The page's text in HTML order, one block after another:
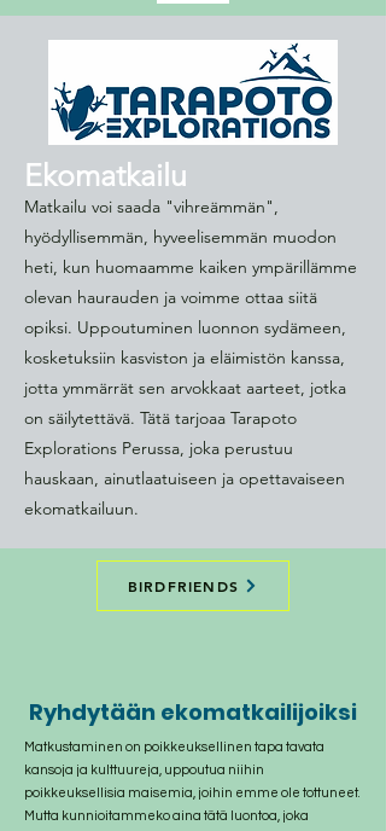
Ekomatkailu
Matkailu voi saada "vihreämmän",
hyödyllisemmän, hyveelisemmän muodon
heti, kun huomaamme kaiken ympärillämme
olevan haurauden ja voimme ottaa siitä
opiksi. Uppoutuminen luonnon sydämeen,
kosketuksiin kasviston ja eläimistön kanssa,
jotta ymmärrät sen arvokkaat aarteet, jotka
on säilytettävä. Tätä tarjoaa Tarapoto
Explorations Perussa, joka perustuu
hauskaan, ainutlaatuiseen ja opettavaiseen
ekomatkailuun.
BIRDFRIENDS
Ryhdytään ekomatkailijoiksi
Matkustaminen on poikkeuksellinen tapa tavata
kansoja ja kulttuureja, uppoutua niihin
poikkeuksellisia maisemia, joihin emme ole tottuneet.
Mutta kunnioitammeko aina tätä luontoa, joka